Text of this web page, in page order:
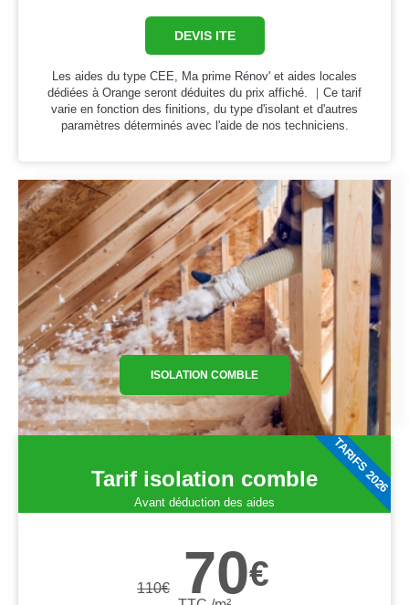
DEVIS ITE
Les aides du type CEE, Ma prime Rénov' et aides locales
dédiées à Orange seront déduites du prix affiché. ｜Ce tarif
varie en fonction des finitions, du type d'isolant et d'autres
paramètres déterminés avec l'aide de nos techniciens.
ISOLATION COMBLE
Tarif isolation comble
Avant déduction des aides
110€ 70€
TARIFS 2026